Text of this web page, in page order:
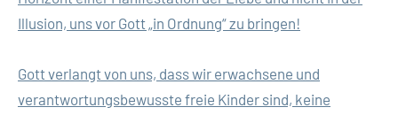
Illusion, uns vor Gott „in Ordnung“ zu bringen!
Gott verlangt von uns, dass wir erwachsene und
verantwortungsbewusste freie Kinder sind, keine